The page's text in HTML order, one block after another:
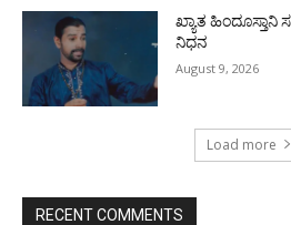
ಖ್ಯಾತ
ನಿಧನ
August 9, 2026
Load more
RECENT COMMENTS